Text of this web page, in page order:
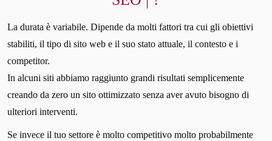
La durata è variabile. Dipende da molti fattori tra cui gli obiettivi
stabiliti, il tipo di sito web e il suo stato attuale, il contesto e i
competitor.
In alcuni siti abbiamo raggiunto grandi risultati semplicemente
creando da zero un sito ottimizzato senza aver avuto bisogno di
ulteriori interventi.
Se invece il tuo settore è molto competitivo molto probabilmente